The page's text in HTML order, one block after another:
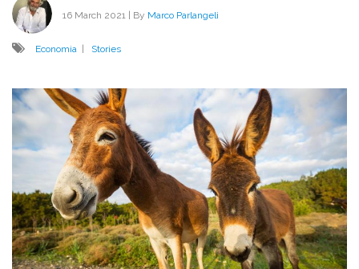
16 March 2021 | By Marco Parlangeli
Economia Stories